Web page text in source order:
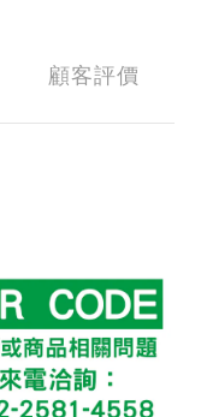
顧客評價